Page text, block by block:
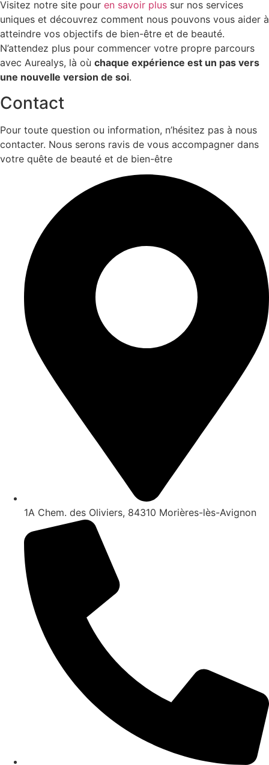
Visitez notre site pour en savoir plus sur nos services
uniques et découvrez comment nous pouvons vous aider à
atteindre vos objectifs de bien-être et de beauté.
N’attendez plus pour commencer votre propre parcours
avec Aurealys, là où chaque expérience est un pas vers
une nouvelle version de soi.
Contact
Pour toute question ou information, n’hésitez pas à nous
contacter. Nous serons ravis de vous accompagner dans
votre quête de beauté et de bien-être
1A Chem. des Oliviers, 84310 Morières-lès-Avignon